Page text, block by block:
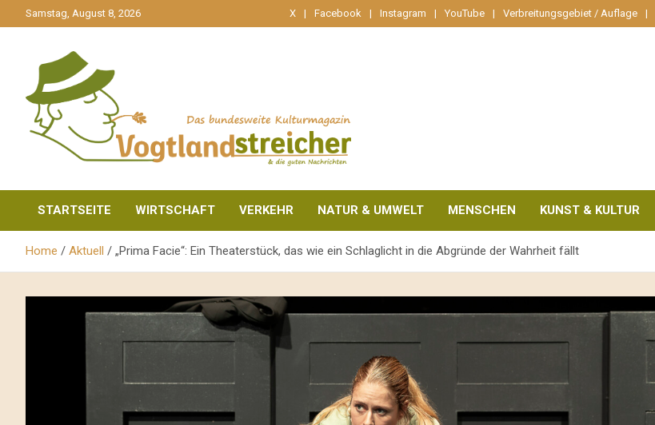
zum
Samstag, August 8, 2026 X Facebook Instagram YouTube Verbreitungsgebiet / Auflage
Vogtlandstreicher
STARTSEITE WIRTSCHAFT VERKEHR NATUR & UMWELT MENSCHEN KUNST & KULTUR
Home Aktuell „Prima Facie“: Ein Theaterstück, das wie ein Schlaglicht in die Abgründe der Wahrheit fällt